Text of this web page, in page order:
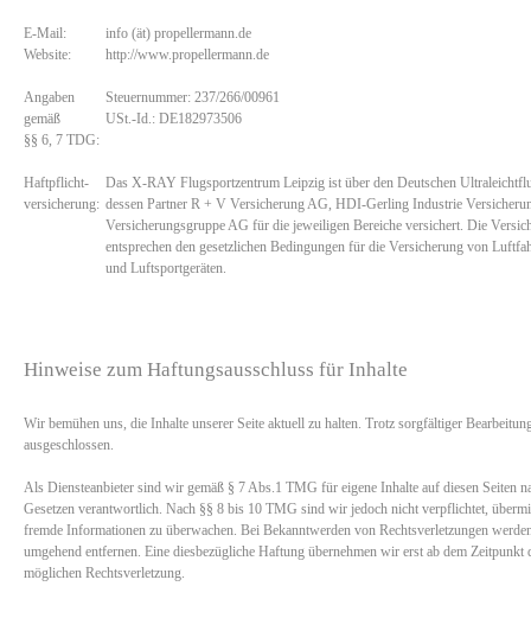
E-Mail:
info (ät) propellermann.de
Website:
http://www.propellermann.de
Angaben
gemäß
§§ 6, 7 TDG:
Steuernummer: 237/266/00961
USt.-Id.: DE182973506
Haftpflicht-
versicherung:
Das X-RAY Flugsportzentrum Leipzig ist über den Deutschen
dessen Partner R + V Versicherung AG, HDI-Gerling Industrie
Versicherungsgruppe AG für die jeweiligen Bereiche versichert. Die
entsprechen den gesetzlichen Bedingungen für die Versicherung von
und Luftsportgeräten.
Hinweise zum Haftungsausschluss für Inhalte
Wir bemühen uns, die Inhalte unserer Seite aktuell zu halten. Trotz sorgfältiger
ausgeschlossen.
Als Diensteanbieter sind wir gemäß § 7 Abs.1 TMG für eigene Inhalte auf diesen Seiten
Gesetzen verantwortlich. Nach §§ 8 bis 10 TMG sind wir jedoch nicht verpflichtet,
fremde Informationen zu überwachen. Bei Bekanntwerden von Rechtsverletzungen
umgehend entfernen. Eine diesbezügliche Haftung übernehmen wir erst ab dem Zeitpunkt
möglichen Rechtsverletzung.